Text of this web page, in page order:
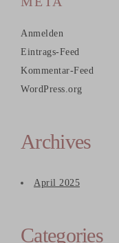
Anmelden
Eintrags-Feed
Kommentar-Feed
WordPress.org
Archives
April 2025
Categories